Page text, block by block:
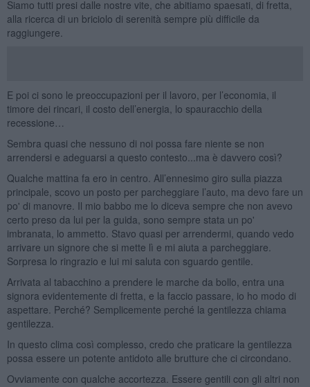
Siamo tutti presi dalle nostre vite, che abitiamo spaesati, di fretta,
alla ricerca di un briciolo di serenità sempre più difficile da
raggiungere.
E poi ci sono le preoccupazioni per il lavoro, per l’economia, il
timore dei rincari, il costo dell’energia, lo spauracchio della
recessione…
Sembra quasi che nessuno di noi possa fare niente se non
arrendersi e adeguarsi a questo contesto...ma è davvero così?
Qualche mattina fa ero in centro. All’ennesimo giro sulla piazza
principale, scovo un posto per parcheggiare l’auto, ma devo fare un
po' di manovre. Il mio babbo me lo diceva sempre che non avevo
certo preso da lui per la guida, sono sempre stata un po'
imbranata, lo ammetto. Stavo quasi per arrendermi, quando vedo
arrivare un signore che si mette lì e mi aiuta a parcheggiare.
Sorpresa lo ringrazio e lui mi saluta con sguardo gentile.
Arrivata al tabacchino a prendere le marche da bollo, entra una
signora evidentemente di fretta, e la faccio passare, io ho modo di
aspettare. Perché? Semplicemente perché la gentilezza chiama
gentilezza.
In questo clima così complesso, credo che praticare la gentilezza
possa essere un potente antidoto alle brutture che ci circondano.
Ovviamente con qualche accortezza. Essere gentili con gli altri non